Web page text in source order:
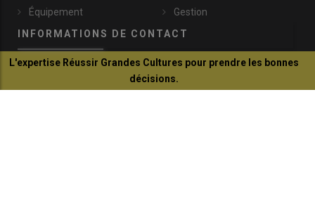
Équipement
Gestion
INFORMATIONS DE CONTACT
communication@reussir.fr
L'expertise Réussir Grandes Cultures pour prendre les bonnes
décisions.